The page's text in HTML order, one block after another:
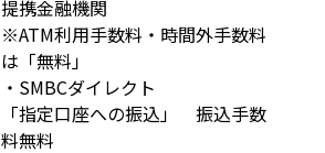
提携金融機関
※ATM利用手数料・時間外手数料
は「無料」
・SMBCダイレクト
「指定口座への振込」 振込手数
料無料